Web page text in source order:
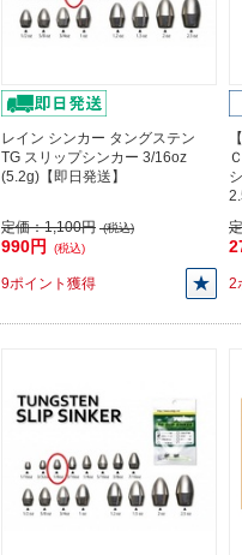
レイン シンカー タングステン
TG スリップシンカー 3/16oz
(5.2g)【即日発送】
定価：1,100円 (税込)
990円 (税込)
9ポイント獲得 2